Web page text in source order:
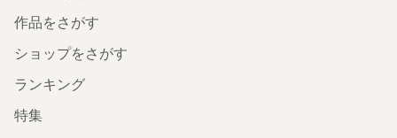
作品をさがす
ショップをさがす
ランキング
特集